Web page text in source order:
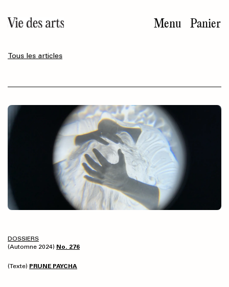
au
contenu
Menu Panier
Tous les articles
DOSSIERS
(Automne 2024) No. 276
(Texte) PRUNE PAYCHA